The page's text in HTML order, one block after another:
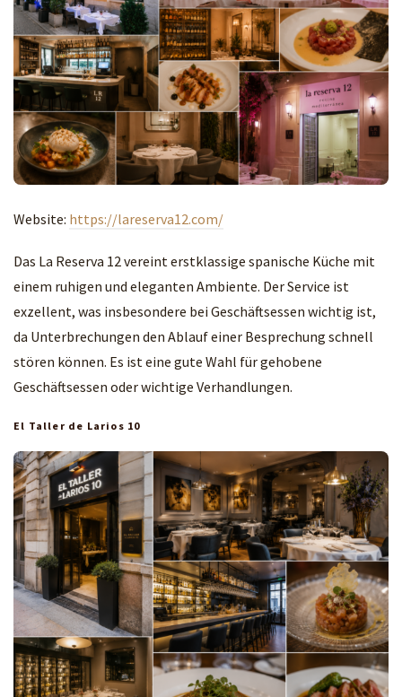
Website: https://lareserva12.com/
Das La Reserva 12 vereint erstklassige spanische Küche mit
einem ruhigen und eleganten Ambiente. Der Service ist
exzellent, was insbesondere bei Geschäftsessen wichtig ist,
da Unterbrechungen den Ablauf einer Besprechung schnell
stören können. Es ist eine gute Wahl für gehobene
Geschäftsessen oder wichtige Verhandlungen.
El Taller de Larios 10